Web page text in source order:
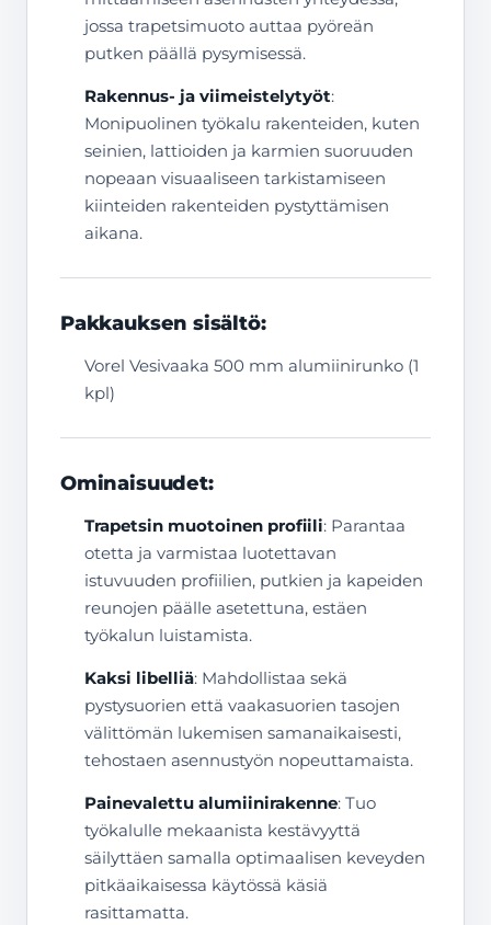
jossa trapetsimuoto auttaa pyöreän
putken päällä pysymisessä.
Rakennus- ja viimeistelytyöt:
Monipuolinen työkalu rakenteiden, kuten
seinien, lattioiden ja karmien suoruuden
nopeaan visuaaliseen tarkistamiseen
kiinteiden rakenteiden pystyttämisen
aikana.
Pakkauksen sisältö:
Vorel Vesivaaka 500 mm alumiinirunko (1
kpl)
Ominaisuudet:
Trapetsin muotoinen profiili: Parantaa
otetta ja varmistaa luotettavan
istuvuuden profiilien, putkien ja kapeiden
reunojen päälle asetettuna, estäen
työkalun luistamista.
Kaksi libelliä: Mahdollistaa sekä
pystysuorien että vaakasuorien tasojen
välittömän lukemisen samanaikaisesti,
tehostaen asennustyön nopeuttamaista.
Painevalettu alumiinirakenne: Tuo
työkalulle mekaanista kestävyyttä
säilyttäen samalla optimaalisen keveyden
pitkäaikaisessa käytössä käsiä
rasittamatta.